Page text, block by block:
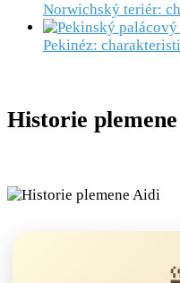
Norwichský teriér:
Pekinéz:
Historie